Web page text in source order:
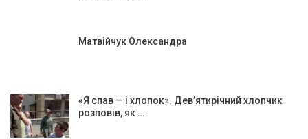
Матвійчук Олександра
«Я спав — і хлопок». Дев’ятирічний хлопчик
розповів, як …